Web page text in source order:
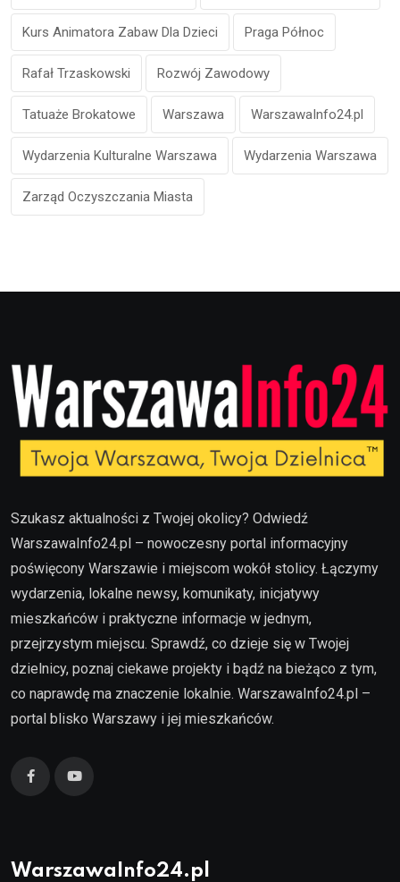
Kurs Animatora Zabaw Dla Dzieci Praga Północ
Rafał Trzaskowski Rozwój Zawodowy
Tatuaże Brokatowe Warszawa WarszawaInfo24.pl
Wydarzenia Kulturalne Warszawa Wydarzenia Warszawa
Zarząd Oczyszczania Miasta
Szukasz aktualności z Twojej okolicy? Odwiedź
WarszawaInfo24.pl – nowoczesny portal informacyjny
poświęcony Warszawie i miejscom wokół stolicy. Łączymy
wydarzenia, lokalne newsy, komunikaty, inicjatywy
mieszkańców i praktyczne informacje w jednym,
przejrzystym miejscu. Sprawdź, co dzieje się w Twojej
dzielnicy, poznaj ciekawe projekty i bądź na bieżąco z tym,
co naprawdę ma znaczenie lokalnie. WarszawaInfo24.pl –
portal blisko Warszawy i jej mieszkańców.
WarszawaInfo24.pl